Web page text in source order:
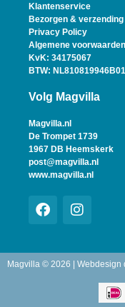
Klantenservice
Bezorgen & verzending
Privacy Policy
Algemene voorwaarden
KvK: 34175067
BTW: NL810819946B01
Volg Magvilla
Magvilla.nl
De Trompet 1739
1967 DB Heemskerk
post@magvilla.nl
www.magvilla.nl
Magvilla © 2026 | Webdesign